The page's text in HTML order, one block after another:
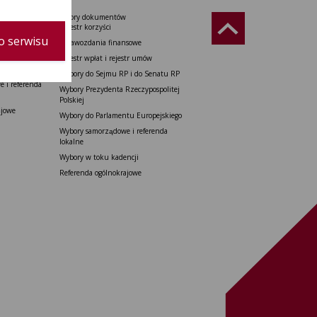
i referenda
Wzory dokumentów
Rejestr korzyści
Sprawozdania finansowe
Rejestr wpłat i rejestr umów
Wybory do Sejmu RP i do Senatu RP
Wybory Prezydenta Rzeczypospolitej
Polskiej
Wybory do Parlamentu Europejskiego
Wybory samorządowe i referenda
lokalne
Wybory w toku kadencji
Referenda ogólnokrajowe
serwisu